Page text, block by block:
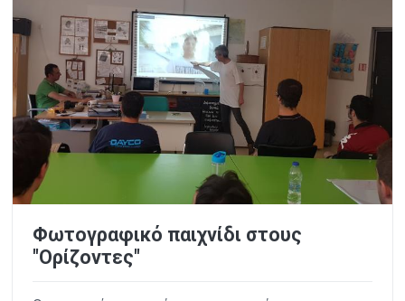
Φωτογραφικό παιχνίδι στους
"Ορίζοντες"